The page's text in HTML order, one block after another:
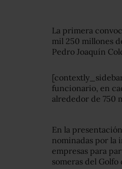
La primera
mil 250 millones
Pedro Joaquín
funcionario, en
alrededor de 750
En la
nominadas por la
empresas para
someras del Golfo